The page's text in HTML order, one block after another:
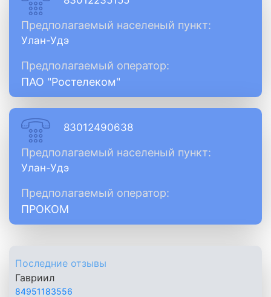
Предполагаемый населеный пункт:
Улан-Удэ
Предполагаемый оператор:
ПАО "Ростелеком"
83012490638
Предполагаемый населеный пункт:
Улан-Удэ
Предполагаемый оператор:
ПРОКОМ
Последние отзывы
Гавриил
84951183556